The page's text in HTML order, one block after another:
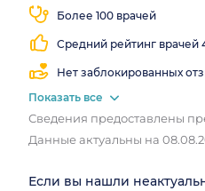
медицинских наук.
Более 100 врачей
Средний рейтинг врачей
Нет заблокированных
Показать все
Сведения предоставлены
Данные актуальны на
Если вы нашли